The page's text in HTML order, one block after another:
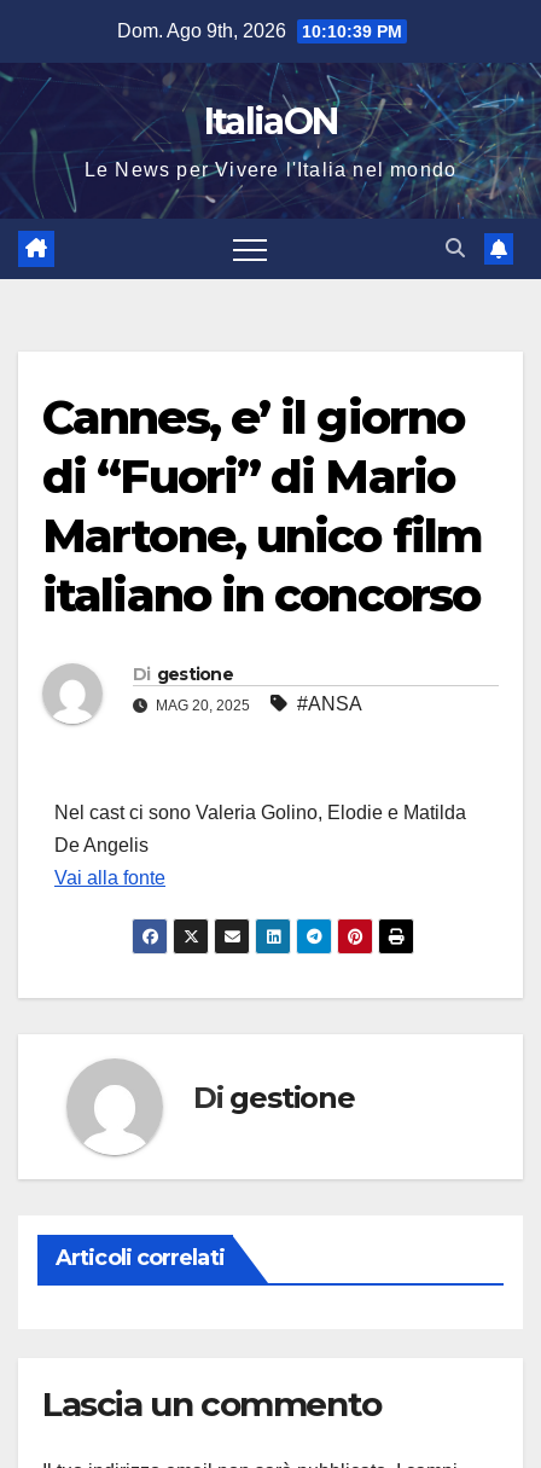
contenuto
Dom. Ago 9th, 2026 10:10:39 PM
ItaliaON
Le News per Vivere l'Italia nel mondo
Cannes, e’ il giorno
di “Fuori” di Mario
Martone, unico film
italiano in concorso
Di gestione
MAG 20, 2025 #ANSA
Nel cast ci sono Valeria Golino, Elodie e Matilda
De Angelis
Vai alla fonte
Di gestione
Articoli correlati
Lascia un commento